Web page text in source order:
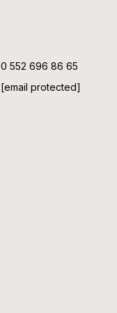
0 552 696 86 65
[email protected]